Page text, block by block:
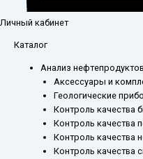
Личный кабинет
Каталог
Анализ
Аксессуары и
Геологические
Контроль качества
Контроль качества
Контроль качества
Контроль качества